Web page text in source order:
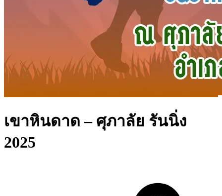
เขาหินดาด – ศุภาลัย รันนิ่ง
2025